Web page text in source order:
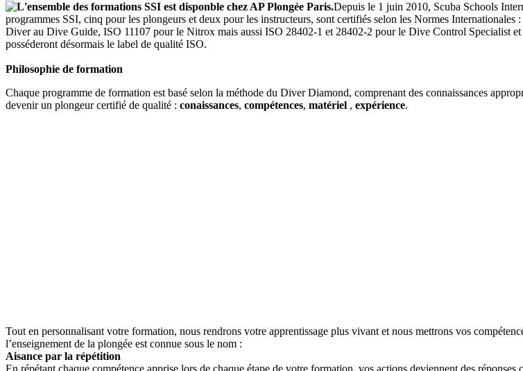
Depuis le 1 juin 2010, Scuba Schools
programmes SSI, cinq pour les plongeurs et deux pour les instructeurs, sont certifiés selon les Normes
Diver au Dive Guide, ISO 11107 pour le Nitrox mais aussi ISO 28402-1 et 28402-2 pour le Dive Control Specialist
posséderont désormais le label de qualité ISO.
Philosophie de formation
Chaque programme de formation est basé selon la méthode du Diver Diamond, comprenant des connaissances
devenir un plongeur certifié de qualité : conaissances, compétences, matériel , expérience.
Tout en personnalisant votre formation, nous rendrons votre apprentissage plus vivant et nous mettrons vos
l’enseignement de la plongée est connue sous le nom :
Aisance par la répétition